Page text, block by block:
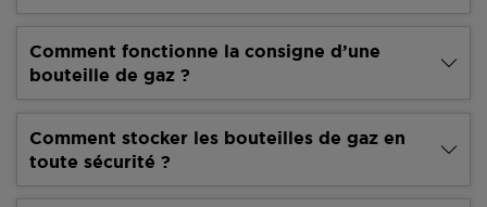
Comment fonctionne la consigne d’une
bouteille de gaz ?
Comment stocker les bouteilles de gaz en
toute sécurité ?